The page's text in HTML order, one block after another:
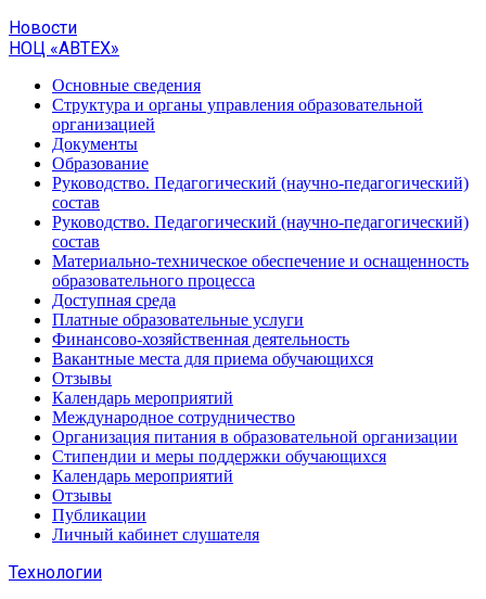
Новости
НОЦ «АВТЕХ»
Основные сведения
Структура и органы управления образовательной
организацией
Документы
Образование
Руководство. Педагогический (научно-педагогический)
состав
Руководство. Педагогический (научно-педагогический)
состав
Материально-техническое обеспечение и оснащенность
образовательного процесса
Доступная среда
Платные образовательные услуги
Финансово-хозяйственная деятельность
Вакантные места для приема обучающихся
Отзывы
Календарь мероприятий
Международное сотрудничество
Организация питания в образовательной организации
Стипендии и меры поддержки обучающихся
Календарь мероприятий
Отзывы
Публикации
Личный кабинет слушателя
Технологии